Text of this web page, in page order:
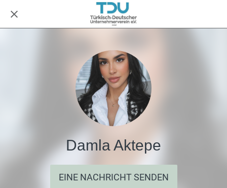
Damla Aktepe
EINE NACHRICHT SENDEN